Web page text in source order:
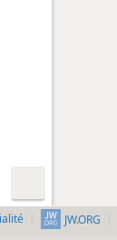
JW.ORG